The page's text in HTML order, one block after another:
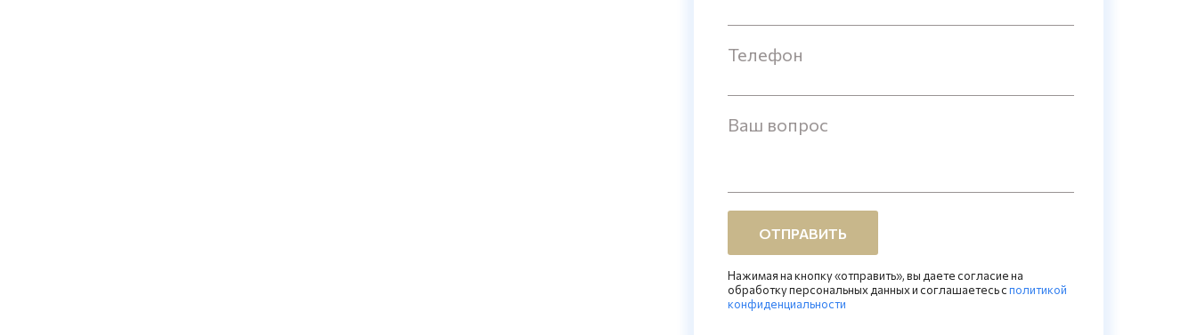
Телефон
Ваш вопрос
ОТПРАВИТЬ
Нажимая на кнопку «отправить», вы даете согласие на
обработку персональных данных и соглашаетесь cполитикой
конфиденциальности